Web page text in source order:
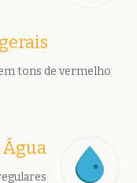
tons de vermelho
Água